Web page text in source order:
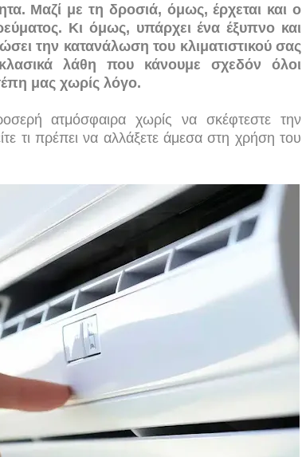
Μαζί με τη δροσιά, όμως, έρχεται και ο
Κι όμως, υπάρχει ένα έξυπνο και
την κατανάλωση του κλιματιστικού σας
λάθη που κάνουμε σχεδόν όλοι
μας χωρίς λόγο.
ατμόσφαιρα χωρίς να σκέφτεστε την
τι πρέπει να αλλάξετε άμεσα στη χρήση του